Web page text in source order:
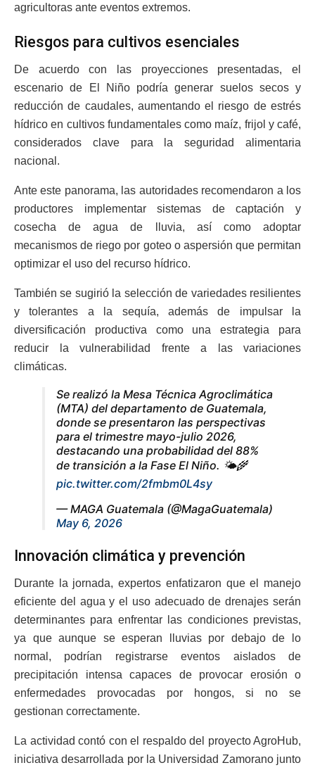
agricultoras ante eventos extremos.
Riesgos para cultivos esenciales
De acuerdo con las proyecciones presentadas, el
escenario de El Niño podría generar suelos secos y
reducción de caudales, aumentando el riesgo de estrés
hídrico en cultivos fundamentales como maíz, frijol y café,
considerados clave para la seguridad alimentaria
nacional.
Ante este panorama, las autoridades recomendaron a los
productores implementar sistemas de captación y
cosecha de agua de lluvia, así como adoptar
mecanismos de riego por goteo o aspersión que permitan
optimizar el uso del recurso hídrico.
También se sugirió la selección de variedades resilientes
y tolerantes a la sequía, además de impulsar la
diversificación productiva como una estrategia para
reducir la vulnerabilidad frente a las variaciones
climáticas.
Se realizó la Mesa Técnica Agroclimática
(MTA) del departamento de Guatemala,
donde se presentaron las perspectivas
para el trimestre mayo-julio 2026,
destacando una probabilidad del 88%
de transición a la Fase El Niño. 🌤️🌾
pic.twitter.com/2fmbm0L4sy
— MAGA Guatemala (@MagaGuatemala)
May 6, 2026
Innovación climática y prevención
Durante la jornada, expertos enfatizaron que el manejo
eficiente del agua y el uso adecuado de drenajes serán
determinantes para enfrentar las condiciones previstas,
ya que aunque se esperan lluvias por debajo de lo
normal, podrían registrarse eventos aislados de
precipitación intensa capaces de provocar erosión o
enfermedades provocadas por hongos, si no se
gestionan correctamente.
La actividad contó con el respaldo del proyecto AgroHub,
iniciativa desarrollada por la Universidad Zamorano junto